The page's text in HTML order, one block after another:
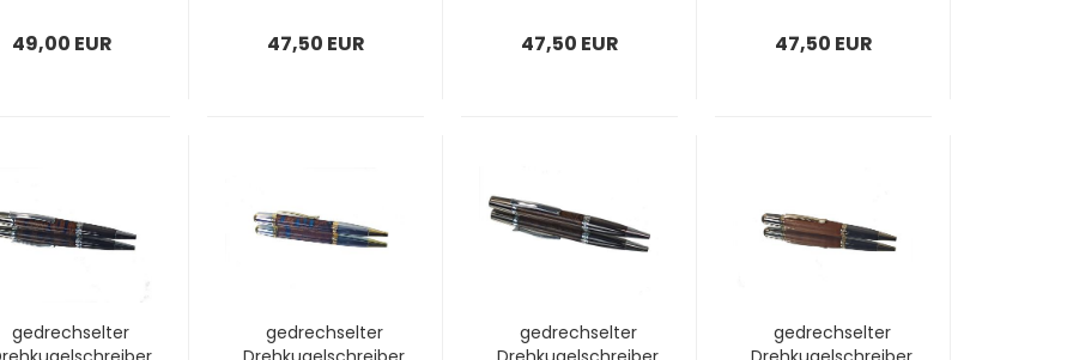
49,00 EUR 47,50 EUR 47,50 EUR 47,50 EUR
gedrechselter
gedrechselter
gedrechselter
gedrechselter